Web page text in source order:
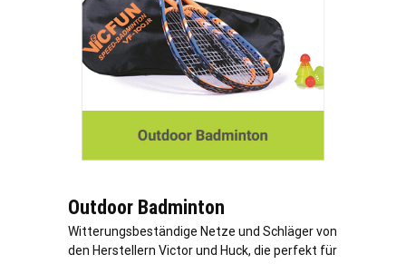
Outdoor Badminton
Witterungsbeständige Netze und Schläger von
den Herstellern Victor und Huck, die perfekt für